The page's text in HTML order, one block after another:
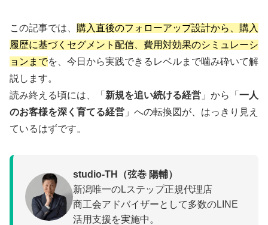
この記事では、 購入直後のフォローアップ設計から、購入
履歴に基づくセグメント配信、費用対効果のシミュレーシ
ョンまでを、今日から実践できるレベルまで噛み砕いて解
説します。
読み終える頃には、「 新規を追い続ける経営 」から「 一人
のお客様を深く育てる経営 」への転換図が、はっきり見え
ているはずです。
studio-TH（弦巻 陽輔）
新潟唯一のLステップ正規代理店
商工会アドバイザーとして多数のLINE
活用支援を実施中。